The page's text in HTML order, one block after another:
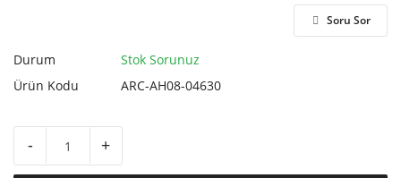
Soru Sor
Durum
Stok Sorunuz
Ürün Kodu
ARC-AH08-04630
- +